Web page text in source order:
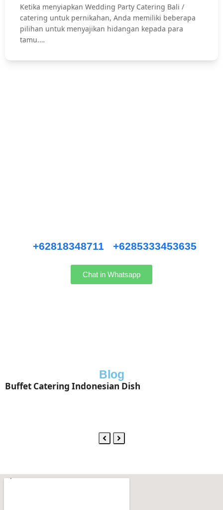
Ketika menyiapkan Wedding Party Catering Bali /
catering untuk pernikahan, Anda memiliki beberapa
pilihan untuk menyajikan hidangan kepada para
tamu.…
+62818348711 +6285333453635
Chat in Whatsapp
Blog
Buffet Catering Indonesian Dish